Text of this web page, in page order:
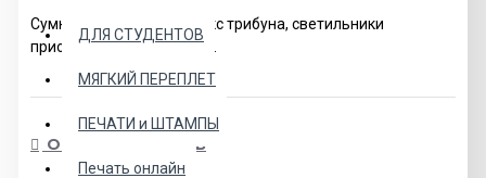
ДЛЯ СТУДЕНТОВ
МЯГКИЙ ПЕРЕПЛЕТ
ПЕЧАТИ и ШТАМПЫ
Печать онлайн
Сумка для перевозки, бокс трибуна, светильники
приобретаются отдельно.
ОСТАВИТЬ ОТЗЫВ